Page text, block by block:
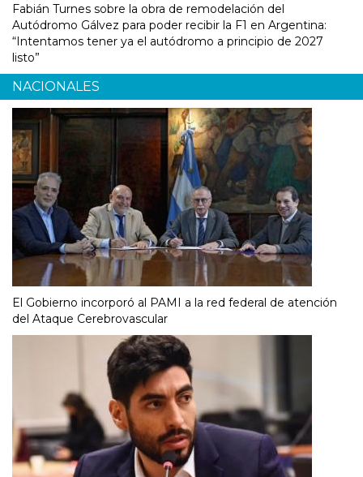
Fabián Turnes sobre la obra de remodelación del
Autódromo Gálvez para poder recibir la F1 en Argentina:
“Intentamos tener ya el autódromo a principio de 2027
listo”
NACIONALES
El Gobierno incorporó al PAMI a la red federal de atención
del Ataque Cerebrovascular